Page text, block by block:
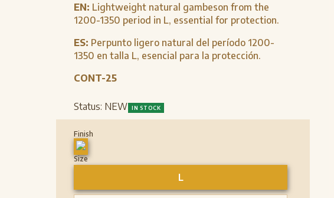
EN: Lightweight natural gambeson from the
1200-1350 period in L, essential for protection.
ES: Perpunto ligero natural del período 1200-
1350 en talla L, esencial para la protección.
CONT-25
Status: NEW IN STOCK
Finish
Size
L